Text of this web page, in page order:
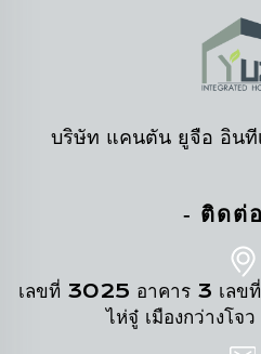
บริษัท แคนตัน ยูจือ อินที
- ติดต่
เลขที่ 3025 อาคาร 3 เลข
ไห่จู๋ เมืองกว่างโจ